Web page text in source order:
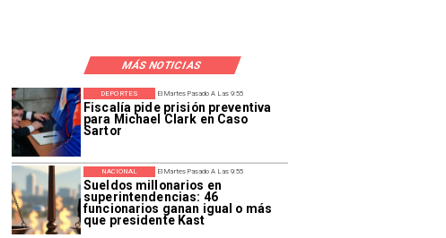
MÁS NOTICIAS
El Martes Pasado A Las 9:55
Fiscalía pide prisión preventiva
para Michael Clark en Caso
Sartor
DEPORTES
El Martes Pasado A Las 9:55
Sueldos millonarios en
superintendencias: 46
funcionarios ganan igual o más
que presidente Kast
NACIONAL